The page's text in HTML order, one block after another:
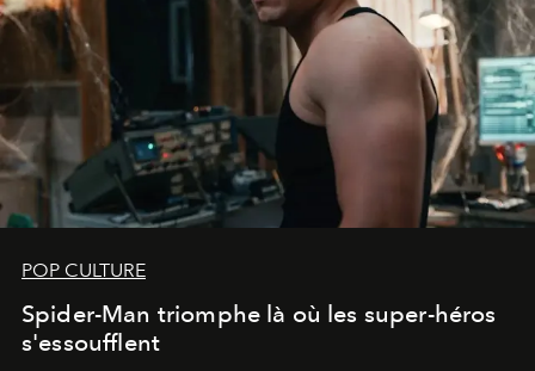
POP CULTURE
Spider-Man triomphe là où les super-héros
s'essoufflent